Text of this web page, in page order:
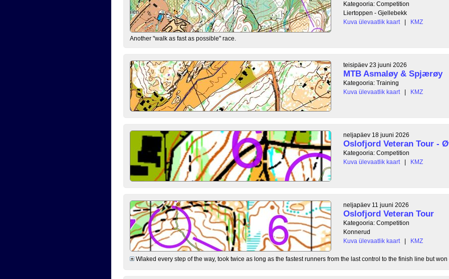
Kategooria: Competition
Liertoppen - Gjellebekk
Kuva ülevaatlik kaart
| KMZ
Another "walk as fast as possible" race.
teisipäev 23 juuni 2026
MTB Asmaløy & Spjærøy
Kategooria: Training
Kuva ülevaatlik kaart
| KMZ
neljapäev 18 juuni 2026
Oslofjord Veteran Tour -
Kategooria: Competition
Kuva ülevaatlik kaart
| KMZ
neljapäev 11 juuni 2026
Oslofjord Veteran Tour
Kategooria: Competition
Konnerud
Kuva ülevaatlik kaart
| KMZ
Wlaked every step of the way, took twice as long as the fastest runners from the last control to the finish line but won